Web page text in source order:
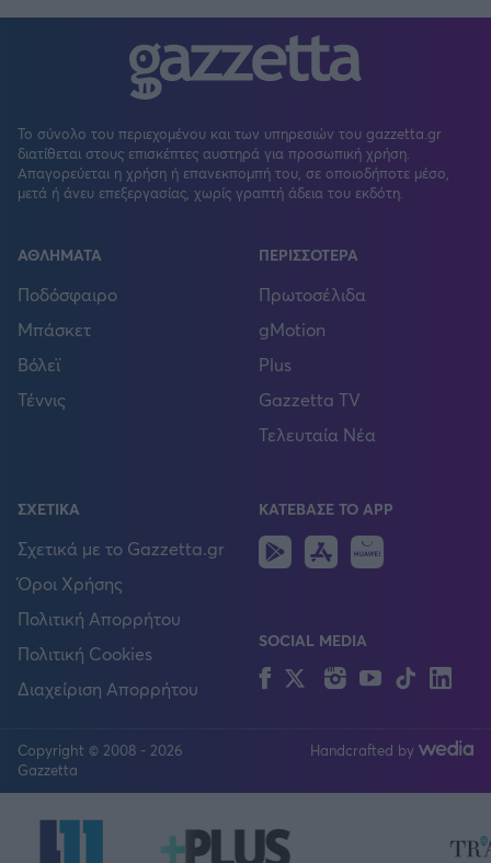
Το σύνολο του περιεχομένου και των υπηρεσιών του gazzetta.gr
διατίθεται στους επισκέπτες αυστηρά για προσωπική χρήση.
Απαγορεύεται η χρήση ή επανεκπομπή του, σε οποιοδήποτε μέσο,
μετά ή άνευ επεξεργασίας, χωρίς γραπτή άδεια του εκδότη.
ΑΘΛΗΜΑΤΑ
Ποδόσφαιρο
Μπάσκετ
Βόλεϊ
Τέννις
ΠΕΡΙΣΣΟΤΕΡΑ
Πρωτοσέλιδα
gMotion
Plus
Gazzetta TV
Τελευταία Νέα
ΣΧΕΤΙΚΑ
Σχετικά με το Gazzetta.gr
Όροι Χρήσης
Πολιτική Απορρήτου
Πολιτική Cookies
Διαχείριση Απορρήτου
ΚΑΤΕΒΑΣΕ ΤΟ APP
Android
IOS
SOCIAL MEDIA
FacebookTwitterInstagram
YouTubeTikTok
Copyright © 2008 - 2026
Gazzetta
Handcrafted by